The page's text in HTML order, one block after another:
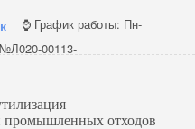
⌚ График работы: Пн-
00113-
промышленных отходов